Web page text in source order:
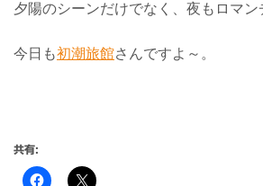
夕陽のシーンだけでなく、夜もロマ
今日も初潮旅館さんですよ～。
共有: